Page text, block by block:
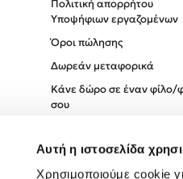
Αυτή η ιστοσελίδα
Χρησιμοποιούμε cookie
Πολιτική απορρήτου
Υποψήφιων εργαζομένων
Όροι πώλησης
Δωρεάν μεταφορικά
Κάνε δώρο σε έναν φίλο/
σου
Πολιτική Απορρήτου
Όροι χρήσης